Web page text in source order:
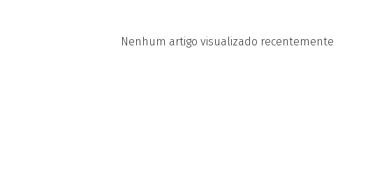
Nenhum artigo visualizado recentemente